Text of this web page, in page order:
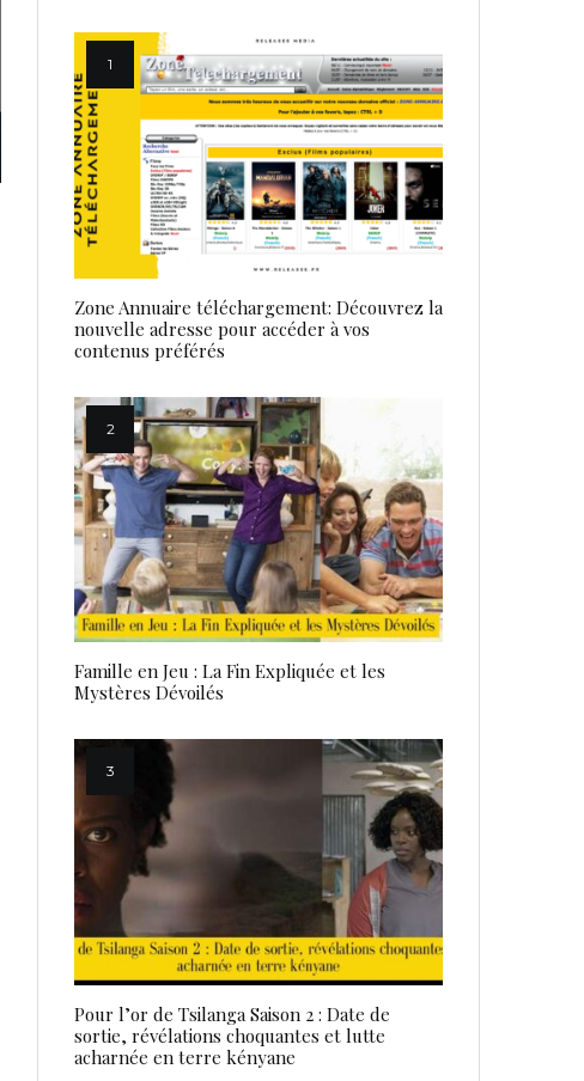
Zone Annuaire téléchargement: Découvrez la
nouvelle adresse pour accéder à vos
contenus préférés
Famille en Jeu : La Fin Expliquée et les
Mystères Dévoilés
Pour l’or de Tsilanga Saison 2 : Date de
sortie, révélations choquantes et lutte
acharnée en terre kényane